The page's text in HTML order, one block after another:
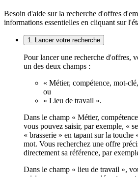
Besoin d'aide sur la recherche d'offres
informations essentielles en cliquant sur
1. Lancer votre recherche
Pour lancer une recherche d'offres,
un des deux champs :
« Métier, compétence, mot-
ou
« Lieu de travail ».
Dans le champ « Métier,
vous pouvez saisir, par exemple, «
« brasserie » en tapant sur la touche
mot. Vous recherchez une offre
directement sa référence, par
Dans le champ « lieu de travail »,